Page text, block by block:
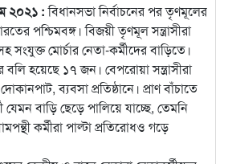
২০২১ :বিধানসভা নির্বাচনের পর তৃণমূলের
পশ্চিমবঙ্গ। বিজয়ী তৃণমূল সন্ত্রাসীরা
সংযুক্ত মোর্চার নেতা-কর্মীদের বাড়িতে।
বলি হয়েছে ১৭ জন। বেপরোয়া সন্ত্রাসীরা
ব্যবসা প্রতিষ্ঠানে। প্রাণ বাঁচাতে
বাড়ি ছেড়ে পালিয়ে যাচ্ছে, তেমনি
কর্মীরা পাল্টা প্রতিরোধও গড়ে